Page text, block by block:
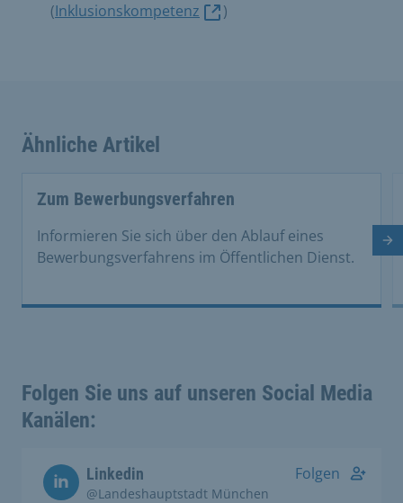
(Inklusionskompetenz )
Ähnliche Artikel
Zum Bewerbungsverfahren
Informieren Sie sich über den Ablauf eines
Bewerbungsverfahrens im Öffentlichen Dienst.
Folgen Sie uns auf unseren Social Media
Kanälen:
Linkedin
@Landeshauptstadt München
Folgen